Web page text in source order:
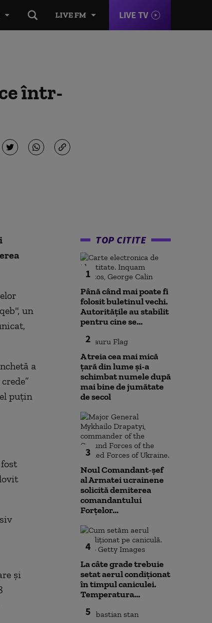
LIVE FM LIVE TV
într-
un
a
puţin
şi
TOP CITITE
1
Până când mai poate fi
folosit buletinul vechi.
Autoritățile au stabilit
pentru cine se...
2
A treia cea mai mică
țară din lume și-a
schimbat numele după
mai bine de jumătate
de secol
3
Noul Comandant-șef
al Armatei ucrainene
solicită demiterea
comandantului
Forțelor...
4
La câte grade trebuie
setat aerul condiționat
în timpul caniculei.
Temperatura...
5